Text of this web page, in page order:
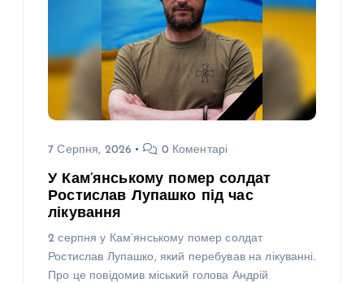
7 Серпня, 2026 0 Коментарі
У Кам’янському помер солдат
Ростислав Лупашко під час
лікування
2 серпня у Кам’янському помер солдат
Ростислав Лупашко, який перебував на лікуванні.
Про це повідомив міський голова Андрій